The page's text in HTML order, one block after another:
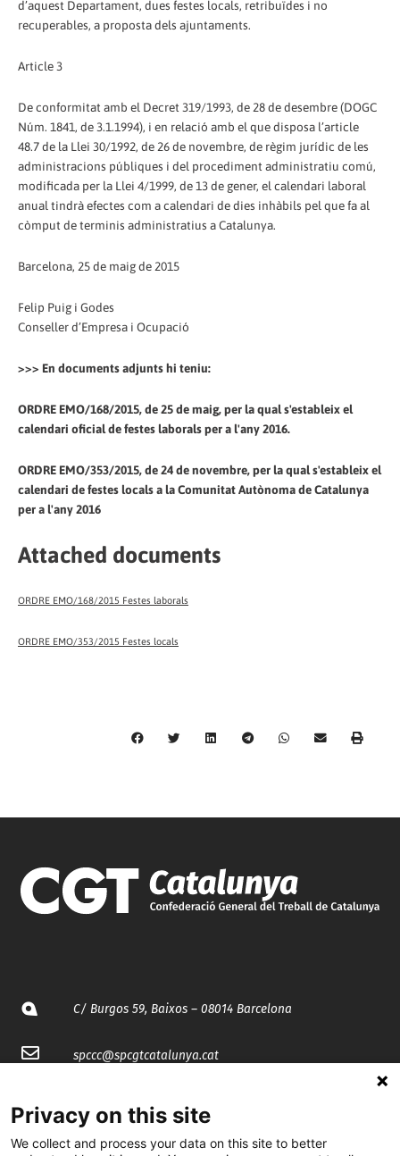
d’aquest Departament, dues festes locals, retribuïdes i no
recuperables, a proposta dels ajuntaments.
Article 3
De conformitat amb el Decret 319/1993, de 28 de desembre (DOGC
Núm. 1841, de 3.1.1994), i en relació amb el que disposa l’article
48.7 de la Llei 30/1992, de 26 de novembre, de règim jurídic de les
administracions públiques i del procediment administratiu comú,
modificada per la Llei 4/1999, de 13 de gener, el calendari laboral
anual tindrà efectes com a calendari de dies inhàbils pel que fa al
còmput de terminis administratius a Catalunya.
Barcelona, 25 de maig de 2015
Felip Puig i Godes
Conseller d’Empresa i Ocupació
>>> En documents adjunts hi teniu:
ORDRE EMO/168/2015, de 25 de maig, per la qual s'estableix el
calendari oficial de festes laborals per a l'any 2016.
ORDRE EMO/353/2015, de 24 de novembre, per la qual s'estableix el
calendari de festes locals a la Comunitat Autònoma de Catalunya
per a l'any 2016
Attached documents
ORDRE EMO/168/2015 Festes laborals
ORDRE EMO/353/2015 Festes locals
C/ Burgos 59, Baixos – 08014 Barcelona
spccc@spcgtcatalunya.cat
@CGTCatalunya
Privacy on this site
We collect and process your data on this site to better